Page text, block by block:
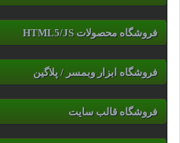
فروشگاه محصولات HTML5/JS
فروشگاه ابزار وبمسر / پلاگین
فروشگاه قالب سایت